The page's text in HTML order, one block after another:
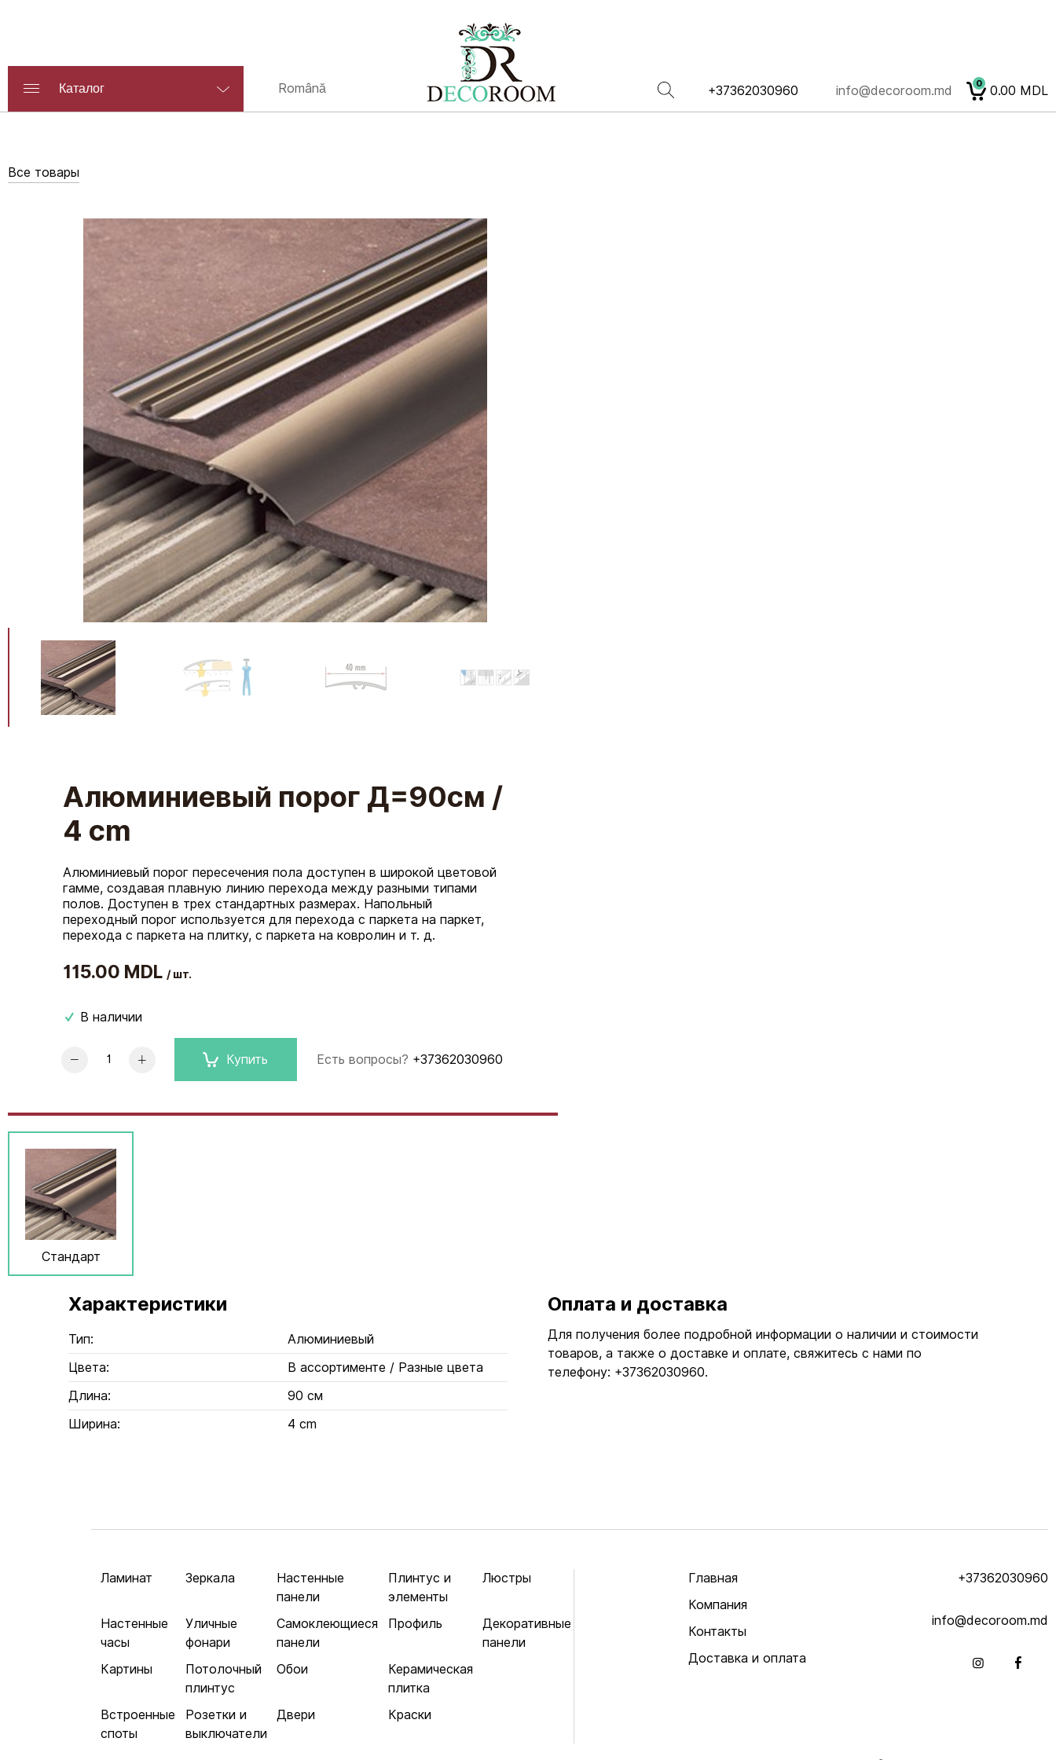
Каталог Română +37362030960 info@decoroom.md 0 0.00 MDL
Все товары
Алюминиевый порог Д=90см /
4 cm
Алюминиевый порог пересечения пола доступен в широкой цветовой
гамме, создавая плавную линию перехода между разными типами
полов. Доступен в трех стандартных размерах. Напольный
переходный порог используется для перехода с паркета на паркет,
перехода с паркета на плитку, с паркета на ковролин и т. д.
115.00 MDL / шт.
В наличии
Купить Есть вопросы? +37362030960
Стандарт
Характеристики
Тип:
Алюминиевый
Цвета:
В ассортименте / Разные цвета
Длина:
90 см
Ширина:
4 cm
Оплата и доставка
Для получения более подробной информации о наличии и стоимости
товаров, а также о доставке и оплате, свяжитесь с нами по
телефону: +37362030960.
Ламинат
Настенные
часы
Картины
Встроенные
споты
Зеркала
Уличные
фонари
Потолочный
плинтус
Розетки и
выключатели
Настенные
панели
Самоклеющиеся
панели
Обои
Двери
Плинтус и
элементы
Профиль
Керамическая
плитка
Краски
Люстры
Декоративные
панели
Главная
Компания
Контакты
Доставка и оплата
+37362030960
info@decoroom.md